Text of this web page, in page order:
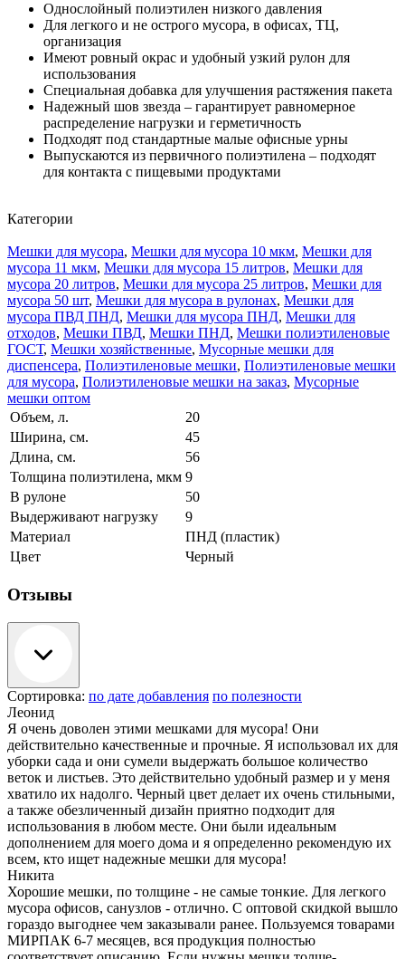
Однослойный полиэтилен низкого давления
Для легкого и не острого мусора, в офисах, ТЦ,
организация
Имеют ровный окрас и удобный узкий рулон для
использования
Специальная добавка для улучшения растяжения пакета
Надежный шов звезда – гарантирует равномерное
распределение нагрузки и герметичность
Подходят под стандартные малые офисные урны
Выпускаются из первичного полиэтилена – подходят
для контакта с пищевыми продуктами
Категории
Мешки для мусора, Мешки для мусора 10 мкм, Мешки для
мусора 11 мкм, Мешки для мусора 15 литров, Мешки для
мусора 20 литров, Мешки для мусора 25 литров, Мешки для
мусора 50 шт, Мешки для мусора в рулонах, Мешки для
мусора ПВД ПНД, Мешки для мусора ПНД, Мешки для
отходов, Мешки ПВД, Мешки ПНД, Мешки полиэтиленовые
ГОСТ, Мешки хозяйственные, Мусорные мешки для
диспенсера, Полиэтиленовые мешки, Полиэтиленовые мешки
для мусора, Полиэтиленовые мешки на заказ, Мусорные
мешки оптом
Объем, л.
20
Ширина, см.
45
Длина, см.
56
Толщина полиэтилена, мкм 9
В рулоне
50
Выдерживают нагрузку
9
Материал
ПНД (пластик)
Цвет
Черный
Отзывы
Сортировка: по дате добавления по полезности
Леонид
Я очень доволен этими мешками для мусора! Они
действительно качественные и прочные. Я использовал их для
уборки сада и они сумели выдержать большое количество
веток и листьев. Это действительно удобный размер и у меня
хватило их надолго. Черный цвет делает их очень стильными,
а также обезличенный дизайн приятно подходит для
использования в любом месте. Они были идеальным
дополнением для моего дома и я определенно рекомендую их
всем, кто ищет надежные мешки для мусора!
Никита
Хорошие мешки, по толщине - не самые тонкие. Для легкого
мусора офисов, санузлов - отлично. С оптовой скидкой вышло
гораздо выгоднее чем заказывали ранее. Пользуемся товарами
МИРПАК 6-7 месяцев, вся продукция полностью